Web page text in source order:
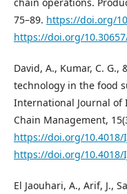
75–89. https://doi.org/
https://doi.org/
David, A., Kumar, C. G.,
technology in the food
International Journal of
Chain Management,
https://doi.org/10.4018/
https://doi.org/10.4018/
El Jaouhari, A., Arif, J.,